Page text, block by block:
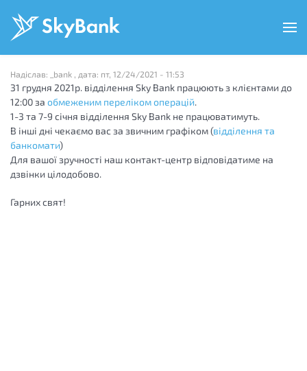
основного
Надіслав: _bank , дата: пт, 12/24/2021 - 11:53
31 грудня 2021р. відділення Sky Bank працюють з клієнтами до
12:00 за обмеженим переліком операцій.
1-3 та 7-9 січня відділення Sky Bank не працюватимуть.
В інші дні чекаємо вас за звичним графіком (відділення та
банкомати)
Для вашої зручності наш контакт-центр відповідатиме на
дзвінки цілодобово.
Гарних свят!